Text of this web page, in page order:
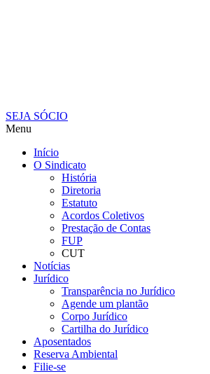
SEJA SÓCIO
Menu
Início
O Sindicato
História
Diretoria
Estatuto
Acordos Coletivos
Prestação de Contas
FUP
CUT
Notícias
Jurídico
Transparência no Jurídico
Agende um plantão
Corpo Jurídico
Cartilha do Jurídico
Aposentados
Reserva Ambiental
Filie-se